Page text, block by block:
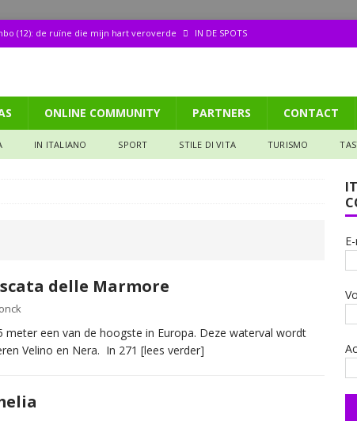
(12): de ruïne die mijn hart veroverde IN DE SPOTS
italiana: Pizza met een biertje? GASTRONOMIA
de ruïne die mijn hart veroverde IN DE SPOTS
ONLINE COMMUNITY PARTNERS CONTACT
IN ITALIANO SPORT STILE DI VITA TURISMO
delle Marmore
een van de hoogste in Europa. Deze waterval wordt
Velino en Nera. In 271 [lees verder]